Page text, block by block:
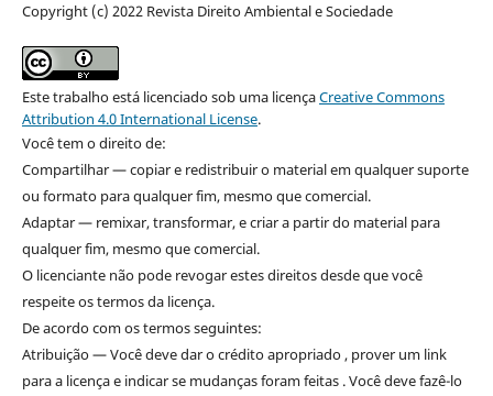
Copyright (c) 2022 Revista Direito Ambiental e Sociedade
Este trabalho está licenciado sob uma licençaCreative Commons
Attribution 4.0 International License.
Você tem o direito de:
Compartilhar — copiar e redistribuir o material em qualquer suporte
ou formato para qualquer fim, mesmo que comercial.
Adaptar — remixar, transformar, e criar a partir do material para
qualquer fim, mesmo que comercial.
O licenciante não pode revogar estes direitos desde que você
respeite os termos da licença.
De acordo com os termos seguintes:
Atribuição — Você deve dar o crédito apropriado , prover um link
para a licença e indicar se mudanças foram feitas . Você deve fazê-lo